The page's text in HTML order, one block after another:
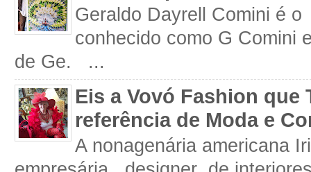
Geraldo Dayrell Comini é
conhecido como G Comini
de Ge. ...
Eis a Vovó Fashion que
referência de Moda e
A nonagenária americana